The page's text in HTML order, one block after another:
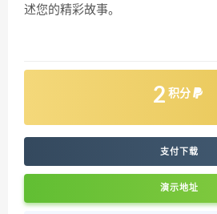
述您的精彩故事。
2 积分
支付下载
演示地址